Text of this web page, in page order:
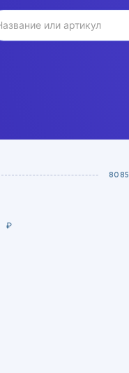
8085
₽